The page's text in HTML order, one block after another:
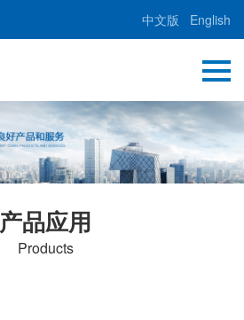
中文版 English
产品应用
Products